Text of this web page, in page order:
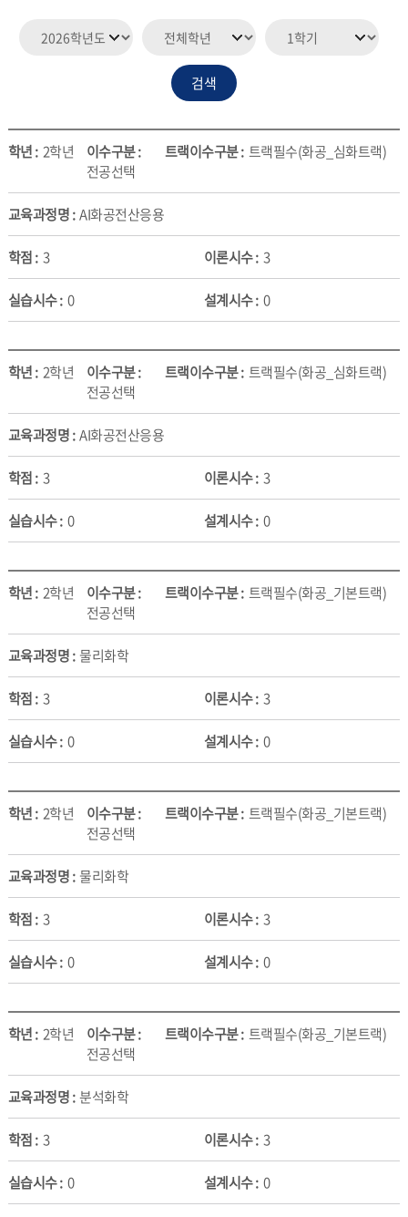
2학년
전공선택
트랙필수(화공_심화트랙)
AI화공전산응용
3 3
0 0
2학년
전공선택
트랙필수(화공_심화트랙)
AI화공전산응용
3 3
0 0
2학년
전공선택
트랙필수(화공_기본트랙)
물리화학
3 3
0 0
2학년
전공선택
트랙필수(화공_기본트랙)
물리화학
3 3
0 0
2학년
전공선택
트랙필수(화공_기본트랙)
분석화학
3 3
0 0